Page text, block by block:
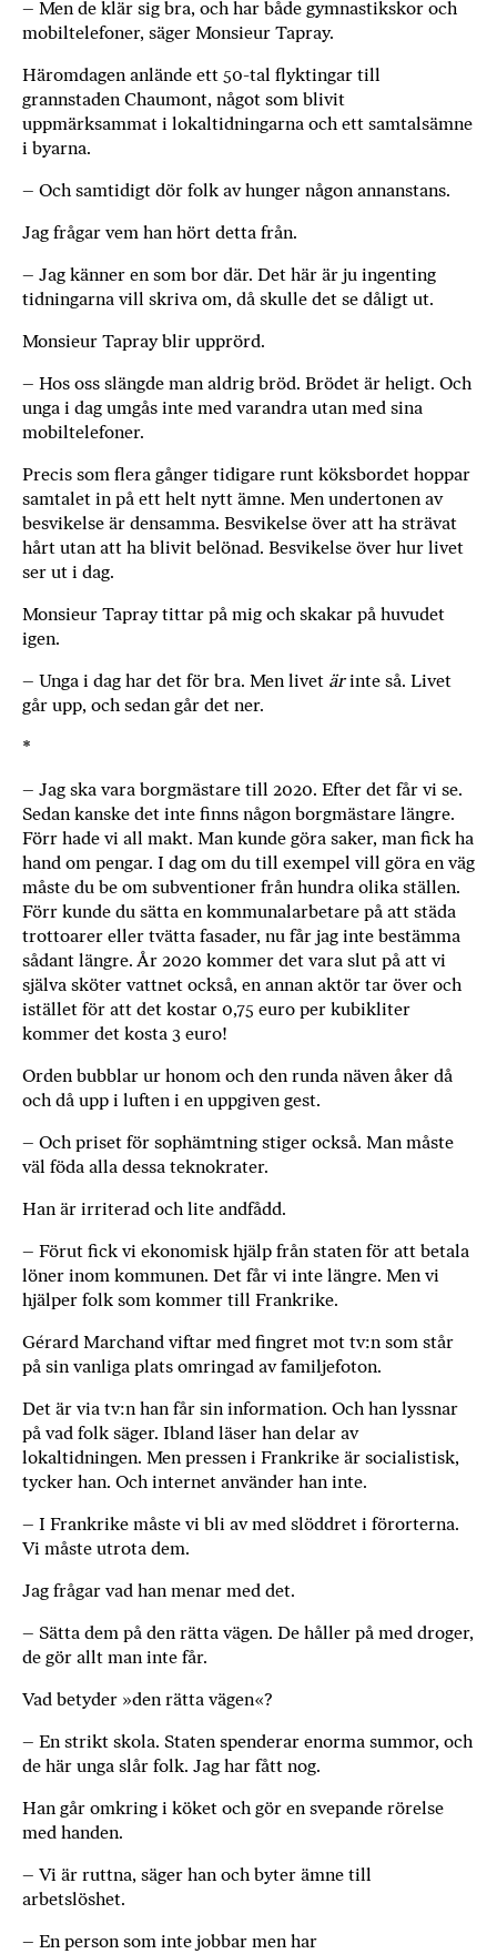
– Men de klär sig bra, och har både ­gymnastikskor och
mobiltelefoner, säger Monsieur Tapray.
Häromdagen anlände ett 50-tal flyktingar till
grannstaden Chaumont, något som blivit
uppmärksammat i lokaltidningarna och ett samtalsämne
i byarna.
– Och samtidigt dör folk av hunger någon annanstans.
Jag frågar vem han hört detta från.
– Jag känner en som bor där. Det här är ju ingenting
tidningarna vill skriva om, då skulle det se dåligt ut.
Monsieur Tapray blir upprörd.
– Hos oss slängde man aldrig bröd. Brödet är heligt. Och
unga i dag umgås inte med varandra utan med sina
mobiltelefoner.
Precis som flera gånger tidigare runt köks­bordet hoppar
samtalet in på ett helt nytt ämne. Men undertonen av
besvikelse är densamma. Besvikelse över att ha strävat
hårt utan att ha blivit belönad. Besvikelse över hur livet
ser ut i dag.
Monsieur Tapray tittar på mig och skakar på huvudet
igen.
– Unga i dag har det för bra. Men livet ärinte så. Livet
går upp, och sedan går det ner.
*
– Jag ska vara borgmästare till 2020. Efter det får vi se.
Sedan kanske det inte finns någon borgmästare längre.
Förr hade vi all makt. Man kunde göra saker, man fick ha
hand om pengar. I dag om du till exempel vill göra en väg
måste du be om subventioner från hundra olika ställen.
Förr kunde du sätta en kommunalarbetare på att städa
trottoarer eller tvätta fasader, nu får jag inte bestämma
sådant längre. År 2020 kommer det vara slut på att vi
själva sköter vattnet också, en annan aktör tar över och
istället för att det kostar 0,75 euro per kubikliter
kommer det kosta 3 euro!
Orden bubblar ur honom och den runda näven åker då
och då upp i luften i en upp­given gest.
– Och priset för sophämtning stiger också. Man måste
väl föda alla dessa teknokrater.
Han är irriterad och lite andfådd.
– Förut fick vi ekonomisk hjälp från staten för att betala
löner inom kommunen. Det får vi inte längre. Men vi
hjälper folk som kommer till Frankrike.
Gérard Marchand viftar med fingret mot tv:n som står
på sin vanliga plats omringad av familjefoton.
Det är via tv:n han får sin information. Och han lyssnar
på vad folk säger. Ibland läser han delar av
lokaltidningen. Men pressen i Frankrike är socialistisk,
tycker han. Och internet använder han inte.
– I Frankrike måste vi bli av med slöddret i förorterna.
Vi måste utrota dem.
Jag frågar vad han menar med det.
– Sätta dem på den rätta vägen. De håller på med droger,
de gör allt man inte får.
Vad betyder »den rätta vägen«?
– En strikt skola. Staten spenderar enorma summor, och
de här unga slår folk. Jag har fått nog.
Han går omkring i köket och gör en svepande rörelse
med handen.
– Vi är ruttna, säger han och byter ämne till
arbetslöshet.
– En person som inte jobbar men har